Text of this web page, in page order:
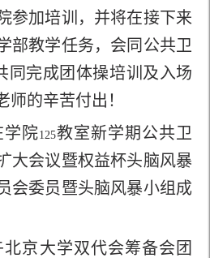
参加培训，并将在接下来
部教学任务，会同公共卫
同完成团体操培训及入场
师的辛苦付出！
学院125教室新学期公共卫
大会议暨权益杯头脑风暴
会委员暨头脑风暴小组成
北京大学双代会筹备会团